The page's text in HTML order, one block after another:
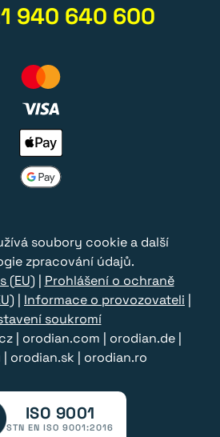
940 640 600
soubory cookie a další
zpracování údajů.
(EU) | Prohlášení o ochraně
| Informace o provozovateli |
soukromí
| orodian.com | orodian.de|
| orodian.sk | orodian.ro
ISO 9001
STN EN ISO 9001:2016